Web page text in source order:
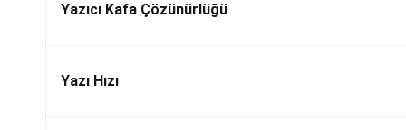
Yazıcı Kafa Çözünürlüğü
Yazı Hızı